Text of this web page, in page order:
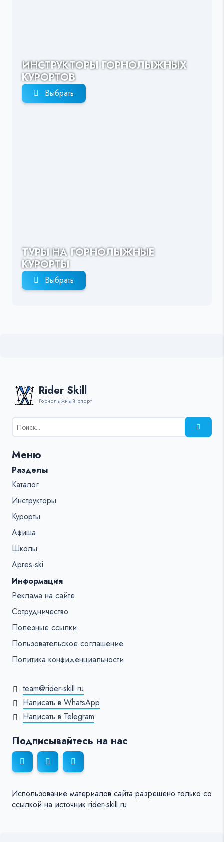
ИНСТРУКТОРЫ ГОРНОЛЫЖНЫХ
КУРОРТОВ
Выбрать
ТУРЫ НА ГОРНОЛЫЖНЫЕ
КУРОРТЫ
Выбрать
Rider Skill
Горнолыжный спорт
Результаты
поиска
%s:
Меню
Разделы
Каталог
Инструкторы
Курорты
Афиша
Школы
Apres-ski
Информация
Реклама на сайте
Сотрудничество
Полезные ссылки
Пользовательское соглашение
Политика конфиденциальности
team@rider-skill.ru
Написать в WhatsApp
Написать в Telegram
Подписывайтесь на нас
Использование материалов сайта разрешено только со
ссылкой на источник rider-skill.ru